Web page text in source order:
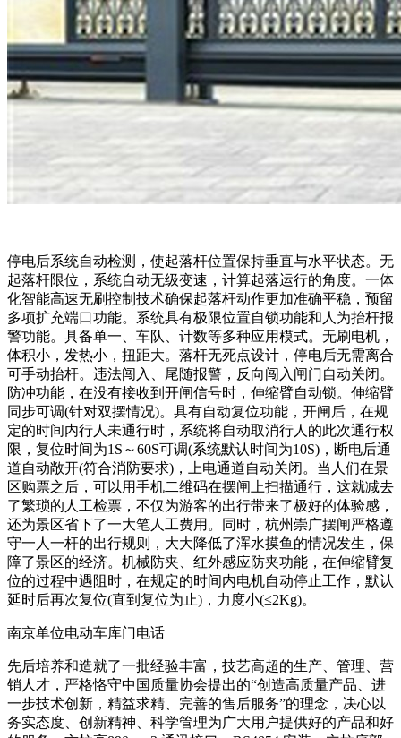
停电后系统自动检测，使起落杆位置保持垂直与水平状态。无
起落杆限位，系统自动无级变速，计算起落运行的角度。一体
化智能高速无刷控制技术确保起落杆动作更加准确平稳，预留
多项扩充端口功能。系统具有极限位置自锁功能和人为抬杆报
警功能。具备单一、车队、计数等多种应用模式。无刷电机，
体积小，发热小，扭距大。落杆无死点设计，停电后无需离合
可手动抬杆。违法闯入、尾随报警，反向闯入闸门自动关闭。
防冲功能，在没有接收到开闸信号时，伸缩臂自动锁。伸缩臂
同步可调(针对双摆情况)。具有自动复位功能，开闸后，在规
定的时间内行人未通行时，系统将自动取消行人的此次通行权
限，复位时间为1S～60S可调(系统默认时间为10S)，断电后通
道自动敞开(符合消防要求)，上电通道自动关闭。当人们在景
区购票之后，可以用手机二维码在摆闸上扫描通行，这就减去
了繁琐的人工检票，不仅为游客的出行带来了极好的体验感，
还为景区省下了一大笔人工费用。同时，杭州崇广摆闸严格遵
守一人一杆的出行规则，大大降低了浑水摸鱼的情况发生，保
障了景区的经济。机械防夹、红外感应防夹功能，在伸缩臂复
位的过程中遇阻时，在规定的时间内电机自动停止工作，默认
延时后再次复位(直到复位为止)，力度小(≤2Kg)。
南京单位电动车库门电话
先后培养和造就了一批经验丰富，技艺高超的生产、管理、营
销人才，严格恪守中国质量协会提出的“创造高质量产品、进
一步技术创新，精益求精、完善的售后服务”的理念，决心以
务实态度、创新精神、科学管理为广大用户提供好的产品和好